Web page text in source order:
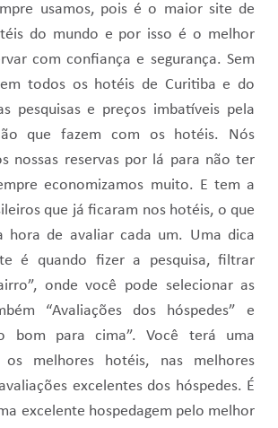
usamos, pois é o maior site de
do mundo e por isso é o melhor
com confiança e segurança. Sem
todos os hotéis de Curitiba e do
pesquisas e preços imbatíveis pela
que fazem com os hotéis. Nós
nossas reservas por lá para não ter
economizamos muito. E tem a
que já ficaram nos hotéis, o que
hora de avaliar cada um. Uma dica
é quando fizer a pesquisa, filtrar
onde você pode selecionar as
“Avaliações dos hóspedes” e
bom para cima”. Você terá uma
os melhores hotéis, nas melhores
excelentes dos hóspedes. É
excelente hospedagem pelo melhor